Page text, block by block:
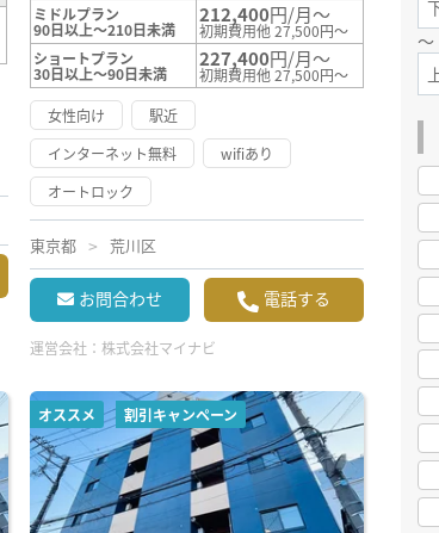
ミドルプラン
90日以上～210日未満
212,400円/月～
初期費用他 27,500円～
ショートプラン
30日以上～90日未満
227,400円/月～
初期費用他 27,500円～
女性向け
駅近
インターネット無料
wifiあり
オートロック
東京都 荒川区
お問合わせ 電話する
運営会社： 株式会社マイナビ
オススメ 割引キャンペーン
～